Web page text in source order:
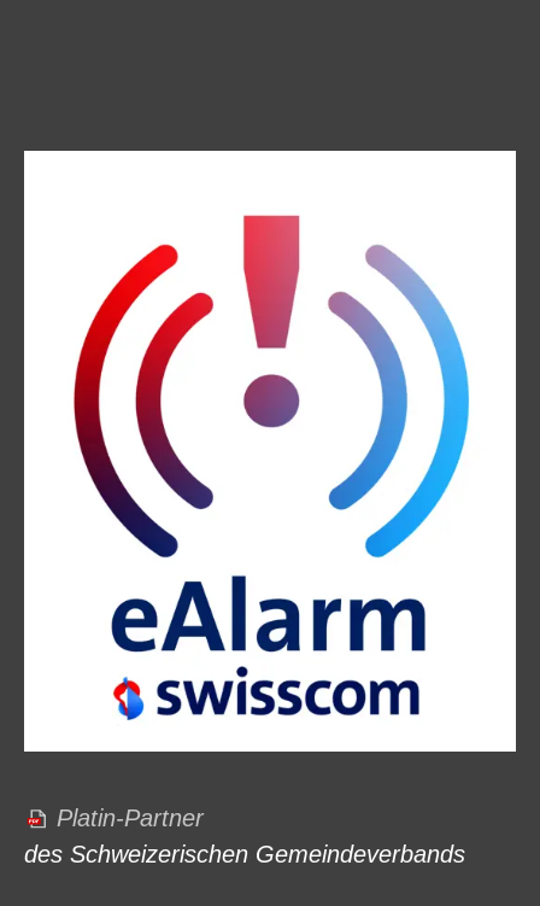
Platin-Partner
des Schweizerischen Gemeindeverbands